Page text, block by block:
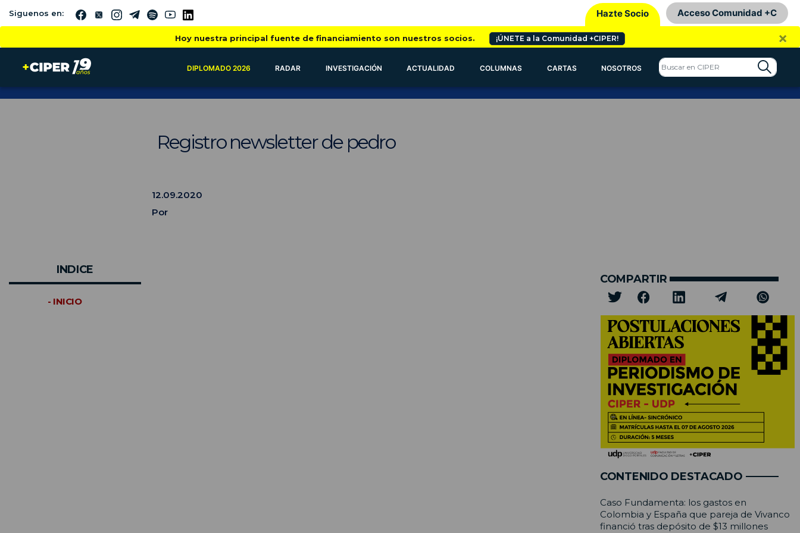
Siguenos en: Hazte Socio Acceso Comunidad +C
Hoy nuestra principal fuente de financiamiento son nuestros socios. ¡ÚNETE a la Comunidad +CIPER! ×
DIPLOMADO 2026 RADAR INVESTIGACIÓN ACTUALIDAD COLUMNAS CARTAS NOSOTROS
Registro newsletter de pedro
12.09.2020
Por
INDICE
- INICIO
COMPARTIR
CONTENIDO DESTACADO
Caso Fundamenta: los gastos en
Colombia y España que pareja de Vivanco
financió tras depósito de $13 millones